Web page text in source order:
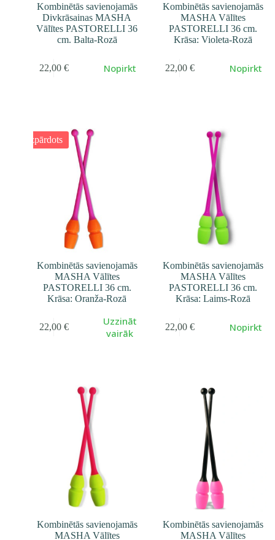
Kombinētās savienojamās
Divkrāsainas MASHA
Vālītes PASTORELLI 36
cm. Balta-Rozā
22,00 € Nopirkt
Kombinētās savienojamās
MASHA Vālītes
PASTORELLI 36 cm.
Krāsa: Violeta-Rozā
22,00 € Nopirkt
Izpārdots
Kombinētās savienojamās
MASHA Vālītes
PASTORELLI 36 cm.
Krāsa: Oranža-Rozā
22,00 €
Uzzināt
vairāk
Kombinētās savienojamās
MASHA Vālītes
PASTORELLI 36 cm.
Krāsa: Laims-Rozā
22,00 € Nopirkt
Kombinētās savienojamās
MASHA Vālītes
Kombinētās savienojamās
MASHA Vālītes